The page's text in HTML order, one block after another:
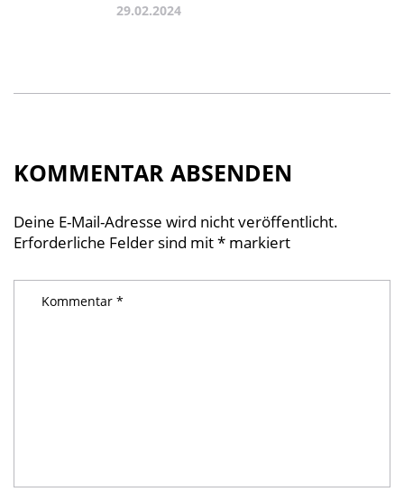
29.02.2024
KOMMENTAR ABSENDEN
Deine E-Mail-Adresse wird nicht veröffentlicht.
Erforderliche Felder sind mit* markiert